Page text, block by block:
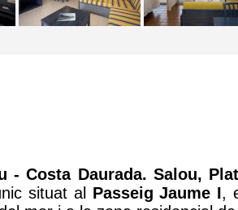
- Costa Daurada. Salou,
situat al Passeig Jaume I,